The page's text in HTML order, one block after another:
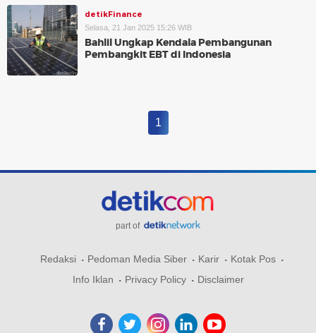
detikFinance
Selasa, 21 Jan 2025 15:26 WIB
Bahlil Ungkap Kendala Pembangunan
Pembangkit EBT di Indonesia
1
part of
Redaksi Pedoman Media Siber Karir
Kotak Pos
Info Iklan
Privacy Policy Disclaimer